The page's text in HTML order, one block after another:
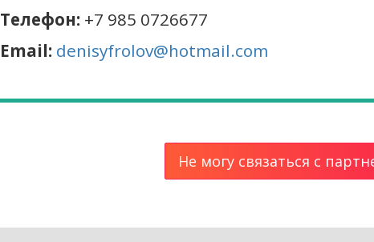
Телефон: +7 985 0726677
Email: denisyfrolov@hotmail.com
Не могу связаться с